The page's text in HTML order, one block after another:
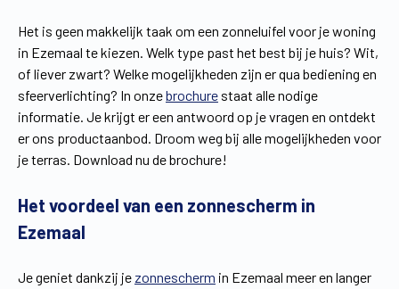
Het is geen makkelijk taak om een zonneluifel voor je woning
in Ezemaal te kiezen. Welk type past het best bij je huis? Wit,
of liever zwart? Welke mogelijkheden zijn er qua bediening en
sfeerverlichting? In onzebrochure staat alle nodige
informatie. Je krijgt er een antwoord op je vragen en ontdekt
er ons productaanbod. Droom weg bij alle mogelijkheden voor
je terras. Download nu de brochure!
Het voordeel van een zonnescherm in
Ezemaal
Je geniet dankzij je zonnescherm in Ezemaal meer en langer